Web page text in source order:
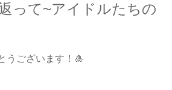
って~アイドルたちの
うございます！🎍